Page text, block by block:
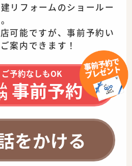
リフォームのショールー
可能ですが、事前予約い
ご案内できます！
予約なしもOK
事前予約
をかける